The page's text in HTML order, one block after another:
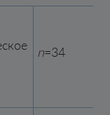
n=34